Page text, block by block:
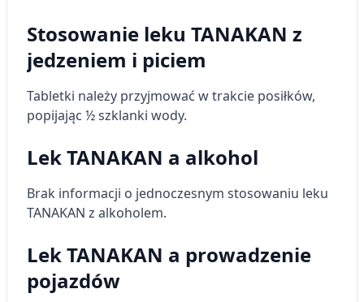
Stosowanie leku TANAKAN z
jedzeniem i piciem
Tabletki należy przyjmować w trakcie posiłków,
popijając ½ szklanki wody.
Lek TANAKAN a alkohol
Brak informacji o jednoczesnym stosowaniu leku
TANAKAN z alkoholem.
Lek TANAKAN a prowadzenie
pojazdów
Wykorzystywanie ograniczonych danych do
wyboru reklam
spersonalizowanych reklam
spersonalizowanych reklam
Wykorzystywanie profili w celu doboru
Pomiar efektywności reklam
Pomiar efektywności treści